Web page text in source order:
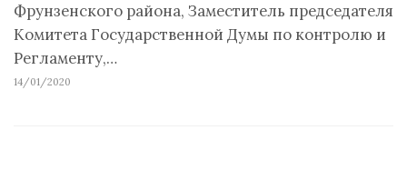
Фрунзенского района, Заместитель председателя
Комитета Государственной Думы по контролю и
Регламенту,…
14/01/2020